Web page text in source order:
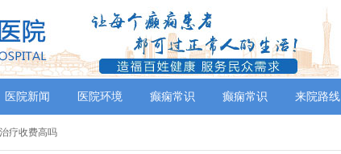
医院新闻 医院环境 癫痫常识 癫痫常识 来院路线
疗收费高吗